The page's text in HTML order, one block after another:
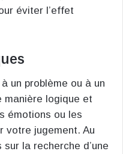
éviter l’effet
un problème ou à un
manière logique et
émotions ou les
votre jugement. Au
la recherche d’une